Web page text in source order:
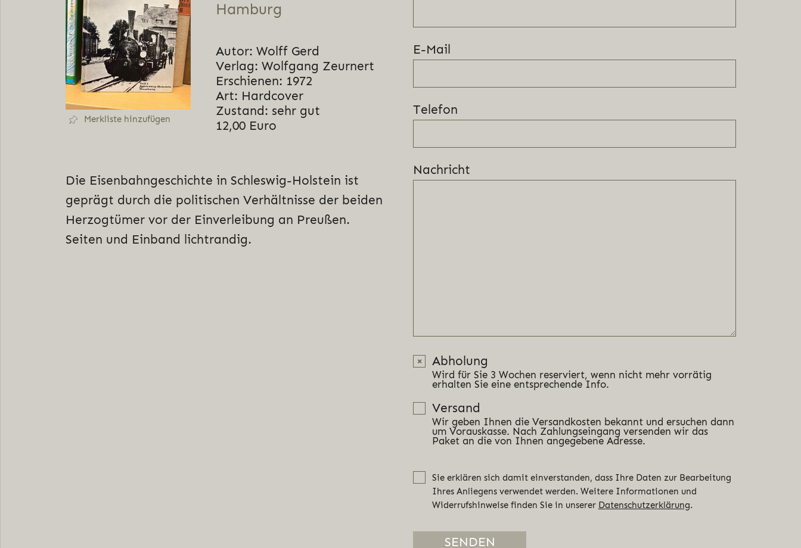
Merkliste hinzufügen
Hamburg
Autor: Wolff Gerd
Verlag: Wolfgang Zeurnert
Erschienen: 1972
Art: Hardcover
Zustand: sehr gut
12,00 Euro
Die Eisenbahngeschichte in Schleswig-Holstein ist
geprägt durch die politischen Verhältnisse der beiden
Herzogtümer vor der Einverleibung an Preußen.
Seiten und Einband lichtrandig.
E-Mail
Telefon
Nachricht
Abholung
Wird für Sie 3 Wochen reserviert, wenn nicht mehr vorrätig
erhalten Sie eine entsprechende Info.
Versand
Wir geben Ihnen die Versandkosten bekannt und ersuchen dann
um Vorauskasse. Nach Zahlungseingang versenden wir das
Paket an die von Ihnen angegebene Adresse.
Sie erklären sich damit einverstanden, dass Ihre Daten zur Bearbeitung
Ihres Anliegens verwendet werden. Weitere Informationen und
Widerrufshinweise finden Sie in unserer Datenschutzerklärung.